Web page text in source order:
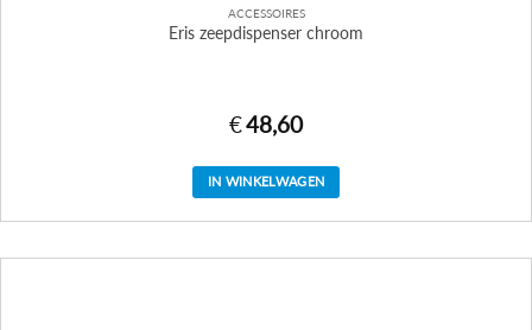
ACCESSOIRES
Eris zeepdispenser chroom
€48,60
IN WINKELWAGEN